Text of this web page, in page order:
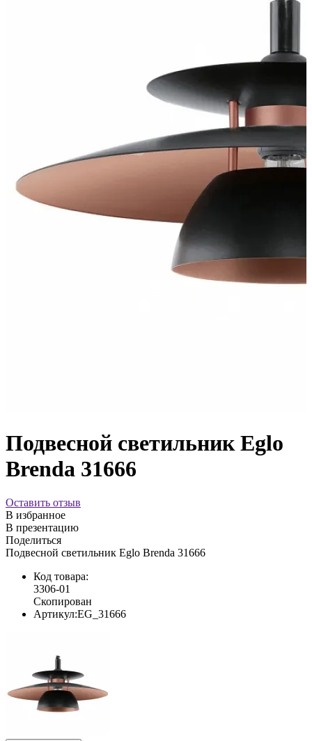
Подвесной светильник Eglo
Brenda 31666
Оставить отзыв
В избранное
В презентацию
Поделиться
Подвесной светильник Eglo Brenda 31666
Код товара:
3306-01
Скопирован
Артикул:EG_31666